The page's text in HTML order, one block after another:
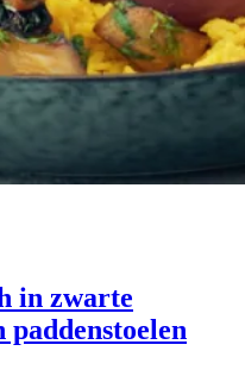
in zwarte
paddenstoelen